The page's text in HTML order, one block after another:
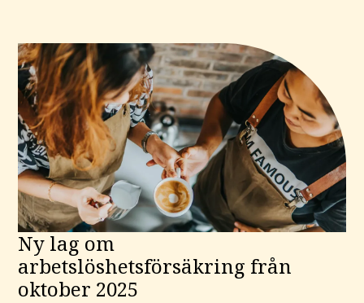
Ny lag om
arbetslöshetsförsäkring från
oktober 2025